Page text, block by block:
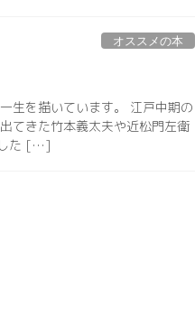
オススメの本
生を描いています。 江戸中期の
てきた竹本義太夫や近松門左衛
した […]